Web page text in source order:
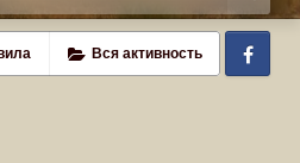
Вся активность